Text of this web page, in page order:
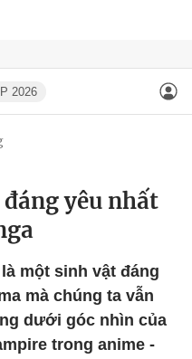
2026
yêu nhất
một sinh vật đáng
mà chúng ta vẫn
dưới góc nhìn của
trong anime -